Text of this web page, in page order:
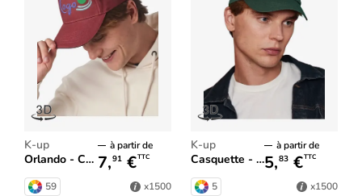
K-up
Orlando - Casquette 6 panneaux
à partir de
7,91 €TTC
59 x1500
K-up
Casquette - 5 panneaux
à partir de
5,83 €TTC
5 x1500